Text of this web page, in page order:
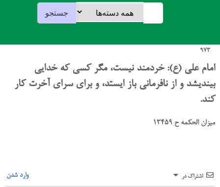
973
امام علی (ع): خردمند نیست، مگر کسی که خدایی
بیندیشد و از نافرمانی باز ایستد، و برای سرای آخرت کار
کند.
میزان الحکمه ح 13459
اشتراک در وارد شدن